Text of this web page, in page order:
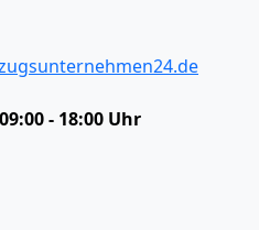
- 18:00 Uhr